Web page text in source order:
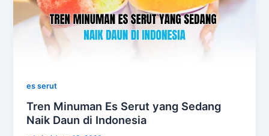
es serut
Tren Minuman Es Serut yang Sedang
Naik Daun di Indonesia